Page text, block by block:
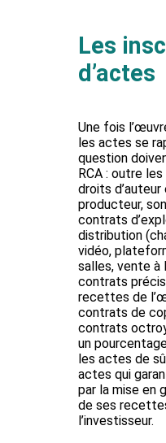
Les
d’actes
Une fois
les actes se
question
RCA : outre
droits d’auteur
producteur,
contrats
distribution
vidéo,
salles, vente à
contrats
recettes de
contrats de
contrats
un
les actes de
actes qui
par la mise en
de ses
l’investisseur.